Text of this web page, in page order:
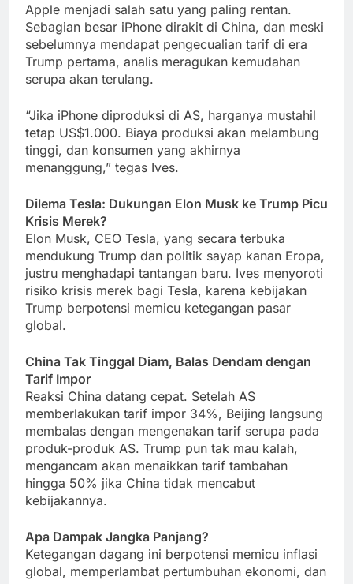
Apple menjadi salah satu yang paling rentan.
Sebagian besar iPhone dirakit di China, dan meski
sebelumnya mendapat pengecualian tarif di era
Trump pertama, analis meragukan kemudahan
serupa akan terulang.
“Jika iPhone diproduksi di AS, harganya mustahil
tetap US$1.000. Biaya produksi akan melambung
tinggi, dan konsumen yang akhirnya
menanggung,” tegas Ives.
Dilema Tesla: Dukungan Elon Musk ke Trump Picu
Krisis Merek?
Elon Musk, CEO Tesla, yang secara terbuka
mendukung Trump dan politik sayap kanan Eropa,
justru menghadapi tantangan baru. Ives menyoroti
risiko krisis merek bagi Tesla, karena kebijakan
Trump berpotensi memicu ketegangan pasar
global.
China Tak Tinggal Diam, Balas Dendam dengan
Tarif Impor
Reaksi China datang cepat. Setelah AS
memberlakukan tarif impor 34%, Beijing langsung
membalas dengan mengenakan tarif serupa pada
produk-produk AS. Trump pun tak mau kalah,
mengancam akan menaikkan tarif tambahan
hingga 50% jika China tidak mencabut
kebijakannya.
Apa Dampak Jangka Panjang?
Ketegangan dagang ini berpotensi memicu inflasi
global, memperlambat pertumbuhan ekonomi, dan